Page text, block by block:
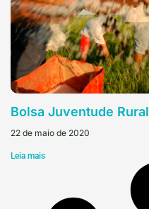
Bolsa Juventude Rural
22 de maio de 2020
Leia mais